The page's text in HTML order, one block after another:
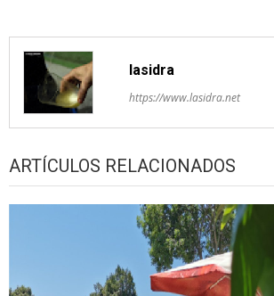
lasidra
https://www.lasidra.net
ARTÍCULOS RELACIONADOS